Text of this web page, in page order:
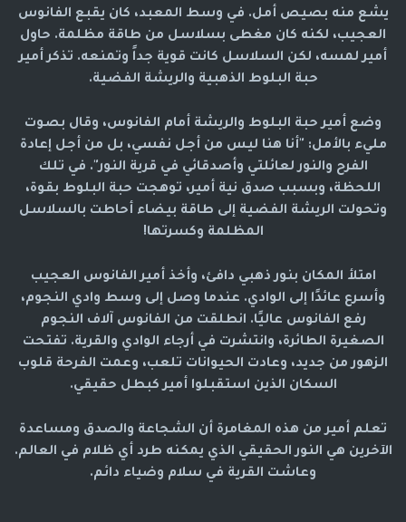
يشع منه بصيص أمل. في وسط المعبد، كان يقبع الفانوس
العجيب، لكنه كان مغطى بسلاسل من طاقة مظلمة. حاول
أمير لمسه، لكن السلاسل كانت قوية جداً وتمنعه. تذكر أمير
حبة البلوط الذهبية والريشة الفضية.
وضع أمير حبة البلوط والريشة أمام الفانوس، وقال بصوت
مليء بالأمل: "أنا هنا ليس من أجل نفسي، بل من أجل إعادة
الفرح والنور لعائلتي وأصدقائي في قرية النور". في تلك
اللحظة، وبسبب صدق نية أمير، توهجت حبة البلوط بقوة،
وتحولت الريشة الفضية إلى طاقة بيضاء أحاطت بالسلاسل
المظلمة وكسرتها!
امتلأ المكان بنور ذهبي دافئ، وأخذ أمير الفانوس العجيب
وأسرع عائدًا إلى الوادي. عندما وصل إلى وسط وادي النجوم،
رفع الفانوس عاليًا. انطلقت من الفانوس آلاف النجوم
الصغيرة الطائرة، وانتشرت في أرجاء الوادي والقرية. تفتحت
الزهور من جديد، وعادت الحيوانات تلعب، وعمت الفرحة قلوب
السكان الذين استقبلوا أمير كبطل حقيقي.
تعلم أمير من هذه المغامرة أن الشجاعة والصدق ومساعدة
الآخرين هي النور الحقيقي الذي يمكنه طرد أي ظلام في العالم.
وعاشت القرية في سلام وضياء دائم.